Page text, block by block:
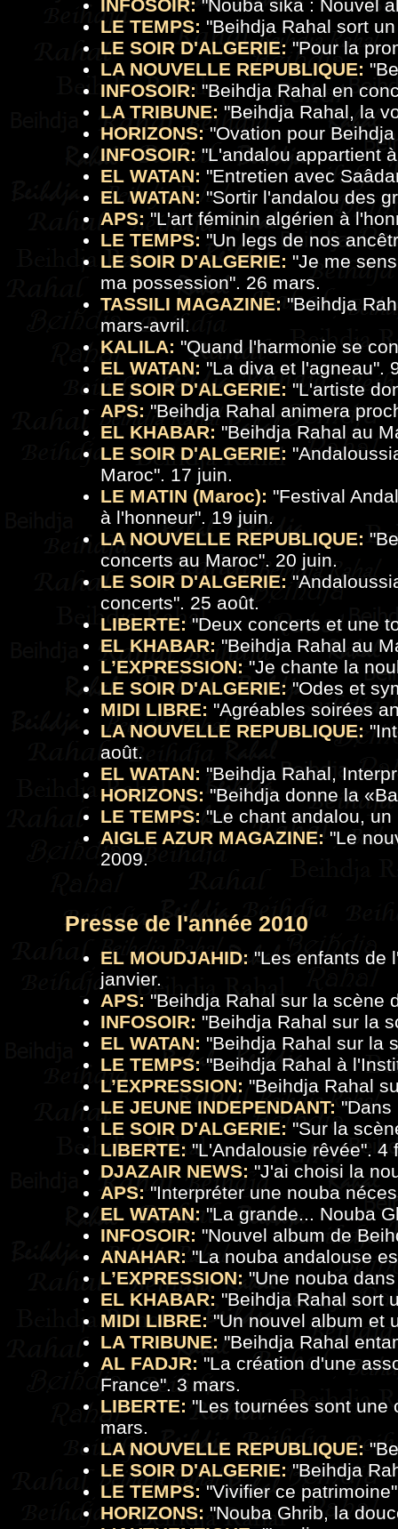
INFOSOIR: "Nouba sika : Nouvel
LE TEMPS: "Beihdja Rahal sort
LE SOIR D'ALGERIE: "Pour la
LA NOUVELLE REPUBLIQUE: "
INFOSOIR: "Beihdja Rahal en
LA TRIBUNE: "Beihdja Rahal, la
HORIZONS: "Ovation pour
INFOSOIR: "L'andalou appartient
EL WATAN: "Entretien avec
EL WATAN: "Sortir l'andalou des
APS: "L'art féminin algérien à
LE TEMPS: "Un legs de nos
LE SOIR D'ALGERIE: "Je me
ma possession". 26 mars.
TASSILI MAGAZINE: "Beihdja
mars-avril.
KALILA: "Quand l'harmonie se
EL WATAN: "La diva et l'agneau".
LE SOIR D'ALGERIE: "L'artiste
APS: "Beihdja Rahal animera
EL KHABAR: "Beihdja Rahal au
LE SOIR D'ALGERIE: "
Maroc". 17 juin.
LE MATIN (Maroc): "Festival
à l'honneur". 19 juin.
LA NOUVELLE REPUBLIQUE: "
concerts au Maroc". 20 juin.
LE SOIR D'ALGERIE: "
concerts". 25 août.
LIBERTE: "Deux concerts et une
EL KHABAR: "Beihdja Rahal au
L’EXPRESSION: "Je chante la
LE SOIR D'ALGERIE: "Odes et
MIDI LIBRE: "Agréables soirées
LA NOUVELLE REPUBLIQUE: "
août.
EL WATAN: "Beihdja Rahal,
HORIZONS: "Beihdja donne la
LE TEMPS: "Le chant andalou,
AIGLE AZUR MAGAZINE: "Le
2009.
Presse de l'année 2010
EL MOUDJAHID: "Les enfants de
janvier.
APS: "Beihdja Rahal sur la scène
INFOSOIR: "Beihdja Rahal sur la
EL WATAN: "Beihdja Rahal sur la
LE TEMPS: "Beihdja Rahal à
L’EXPRESSION: "Beihdja Rahal
LE JEUNE INDEPENDANT: "Dans
LE SOIR D'ALGERIE: "Sur la
LIBERTE: "L'Andalousie rêvée". 4
DJAZAIR NEWS: "J'ai choisi la
APS: "Interpréter une nouba
EL WATAN: "La grande... Nouba
INFOSOIR: "Nouvel album de
ANAHAR: "La nouba andalouse
L’EXPRESSION: "Une nouba
EL KHABAR: "Beihdja Rahal sort
MIDI LIBRE: "Un nouvel album et
LA TRIBUNE: "Beihdja Rahal
AL FADJR: "La création d'une
France". 3 mars.
LIBERTE: "Les tournées sont une
mars.
LA NOUVELLE REPUBLIQUE: "
LE SOIR D'ALGERIE: "Beihdja
LE TEMPS: "Vivifier ce patrimoine
HORIZONS: "Nouba Ghrib, la